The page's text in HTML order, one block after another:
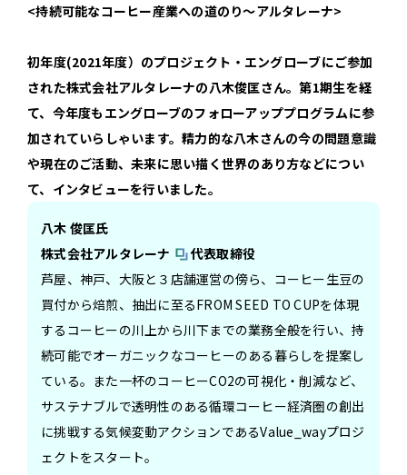
<持続可能なコーヒー産業への道のり〜アルタレーナ>
初年度(2021年度）のプロジェクト・エングローブにご参加
された株式会社アルタレーナの八木俊匡さん。第1期生を経
て、今年度もエングローブのフォローアッププログラムに参
加されていらしゃいます。精力的な八木さんの今の問題意識
や現在のご活動、未来に思い描く世界のあり方などについ
て、インタビューを行いました。
八木 俊匡氏
株式会社アルタレーナ
代表取締役
芦屋、神戸、大阪と３店舗運営の傍ら、コーヒー生豆の
買付から焙煎、抽出に至るFROM SEED TO CUPを体現
するコーヒーの川上から川下までの業務全般を行い、持
続可能でオーガニックなコーヒーのある暮らしを提案し
ている。また一杯のコーヒーCO2の可視化・削減など、
サステナブルで透明性のある循環コーヒー経済圏の創出
に挑戦する気候変動アクションであるValue_wayプロジ
ェクトをスタート。